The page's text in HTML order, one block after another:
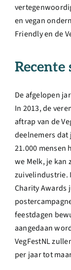
en vegan
Friendly en de
Recente
De afgelopen
In 2013, de
aftrap van de
deelnemers dat
21.000 mensen
we Melk, je kan
zuivelindustrie.
Charity Awards
feestdagen
aangedaan
VegFestNL
per jaar tot